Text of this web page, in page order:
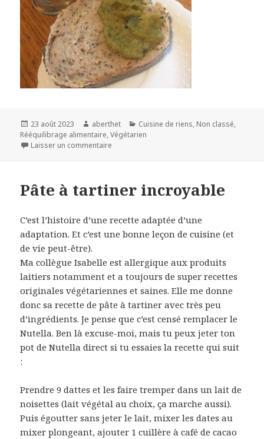
Publié
le
23 août 2023 Auteur
aberthet Catégories
Cuisine de riens, Non classé,
Rééquilibrage alimentaire,Végétarien
Laisser un commentaire
Pâte à tartiner incroyable
C’est l’histoire d’une recette adaptée d’une
adaptation. Et c’est une bonne leçon de cuisine (et
de vie peut-être).
Ma collègue Isabelle est allergique aux produits
laitiers notamment et a toujours de super recettes
originales végétariennes et saines. Elle me donne
donc sa recette de pâte à tartiner avec très peu
d’ingrédients. Je pense que c’est censé remplacer le
Nutella. Ben là excuse-moi, mais tu peux jeter ton
pot de Nutella direct si tu essaies la recette qui suit
:
Prendre 9 dattes et les faire tremper dans un lait de
noisettes (lait végétal au choix, ça marche aussi).
Puis égoutter sans jeter le lait, mixer les dates au
mixer plongeant, ajouter 1 cuillère à café de cacao